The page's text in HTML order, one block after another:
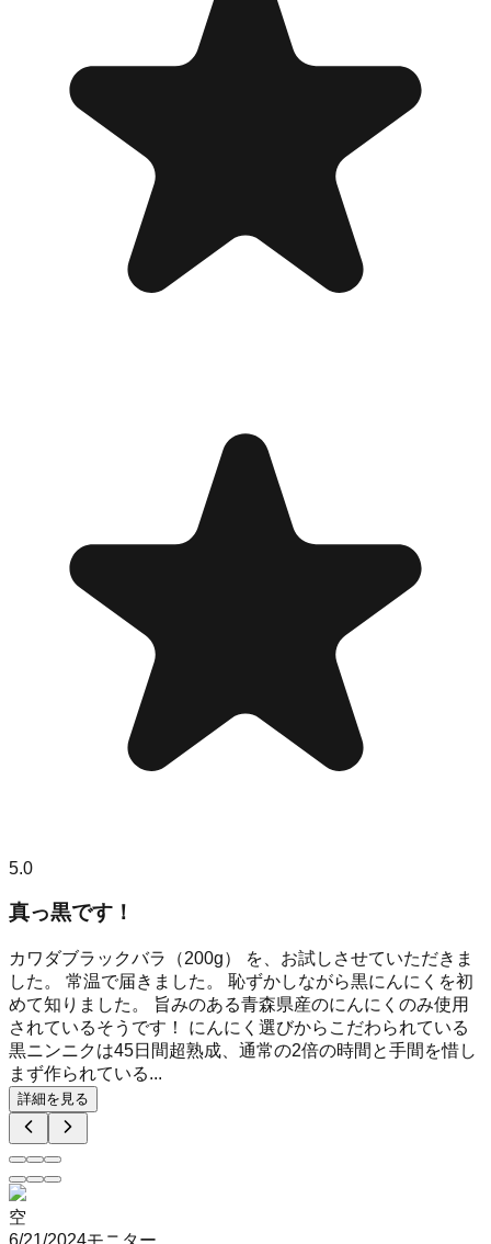
5.0
真っ黒です！
カワダブラックバラ（200g） を、お試しさせていただきま
した。 常温で届きました。 恥ずかしながら黒にんにくを初
めて知りました。 旨みのある青森県産のにんにくのみ使用
されているそうです！ にんにく選びからこだわられている
黒ニンニクは45日間超熟成、通常の2倍の時間と手間を惜し
まず作られている...
詳細を見る
空
6/21/2024モニター